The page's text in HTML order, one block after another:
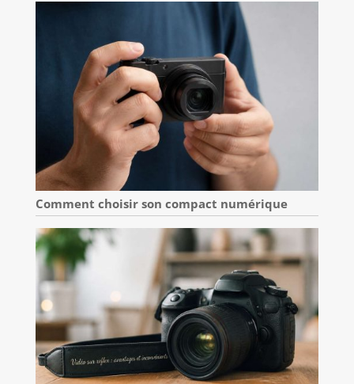
Comment choisir son compact numérique